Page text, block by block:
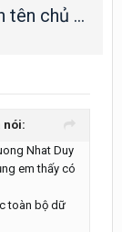
Làm cách nào để đánh danh sách tên chủ đầu tư và địa chỉ vào khung bản vẽ nhanh nhất
nói:
Nhat Duy
em thấy có
toàn bộ dữ